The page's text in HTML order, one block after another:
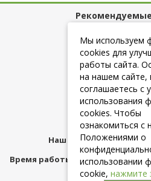
Полезные
+7 (925) 084-
Наш адрес:Москва,
Время работы магазина:с 10:00
Мы используем
cookies для
работы сайта.
на нашем сайте,
соглашаетесь с
использования
cookies. Чтобы
ознакомиться с
Положениями о
использовании
cookie, нажмите